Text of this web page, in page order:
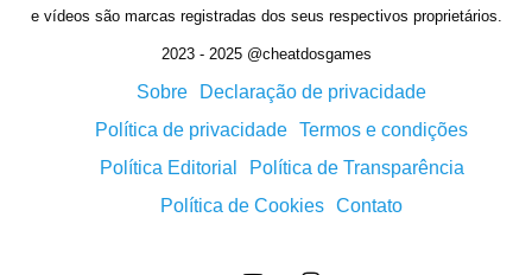
e vídeos são marcas registradas dos seus respectivos proprietários.
2023 - 2025 @cheatdosgames
Sobre
Declaração de privacidade
Política de privacidade Termos e condições
Política Editorial
Política de Transparência
Política de Cookies Contato